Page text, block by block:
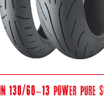
130/60-13 Power Pure